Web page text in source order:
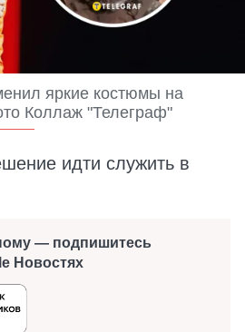
яркие костюмы на
Коллаж "Телеграф"
идти служить в
— подпишитесь
Новостях